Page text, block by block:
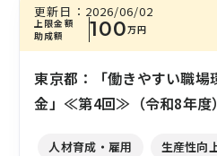
上限金額
助成額
100万円
更新日： 2026/06/02
東京都：「働きやすい職場
金」≪第4回≫（令和8年度）
人材育成・雇用
生産性向